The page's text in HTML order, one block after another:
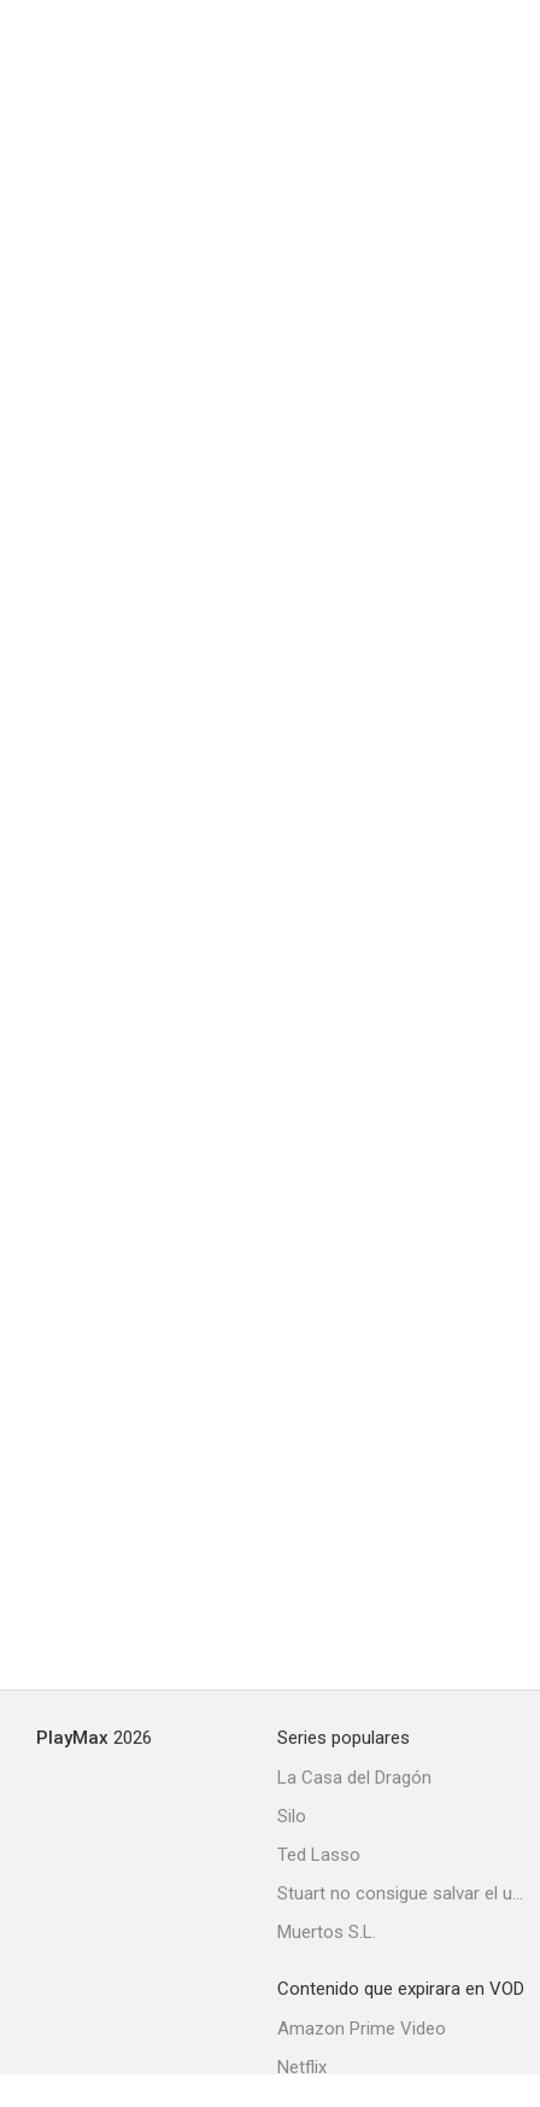
PlayMax 2026
Series populares
La Casa del Dragón
Silo
Ted Lasso
Stuart no consigue salvar el universo
Muertos S.L.
Contenido que expirara en VOD
Amazon Prime Video
Netflix